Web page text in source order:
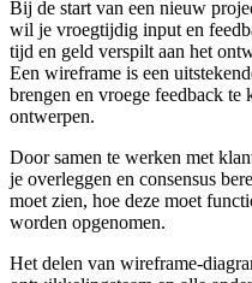
Bij de start van een nieuw
wil je vroegtijdig input en
tijd en geld verspilt aan het
Een wireframe is een
brengen en vroege feedback te
ontwerpen.
Door samen te werken met
je overleggen en consensus
moet zien, hoe deze moet
worden opgenomen.
Het delen van wireframe-